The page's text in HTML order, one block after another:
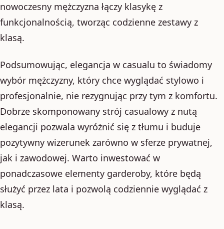
nowoczesny mężczyzna łączy klasykę z
funkcjonalnością, tworząc codzienne zestawy z
klasą.
Podsumowując, elegancja w casualu to świadomy
wybór mężczyzny, który chce wyglądać stylowo i
profesjonalnie, nie rezygnując przy tym z komfortu.
Dobrze skomponowany strój casualowy z nutą
elegancji pozwala wyróżnić się z tłumu i buduje
pozytywny wizerunek zarówno w sferze prywatnej,
jak i zawodowej. Warto inwestować w
ponadczasowe elementy garderoby, które będą
służyć przez lata i pozwolą codziennie wyglądać z
klasą.